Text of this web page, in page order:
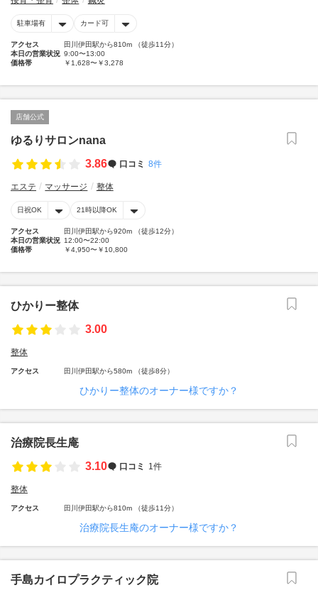
駐車場有 カード可
アクセス
田川伊田駅から810m （徒歩11分）
本日の営業状況 9:00〜13:00
価格帯
￥1,628〜￥3,278
店舗公式
ゆるりサロンnana
3.86
口コミ 8件
エステ マッサージ 整体
日祝OK 21時以降OK
アクセス
田川伊田駅から920m （徒歩12分）
本日の営業状況 12:00〜22:00
価格帯
￥4,950〜￥10,800
ひかりー整体
3.00
整体
アクセス 田川伊田駅から580m （徒歩8分）
ひかりー整体のオーナー様ですか？
治療院長生庵
3.10
口コミ 1件
整体
アクセス 田川伊田駅から810m （徒歩11分）
治療院長生庵のオーナー様ですか？
手島カイロプラクティック院